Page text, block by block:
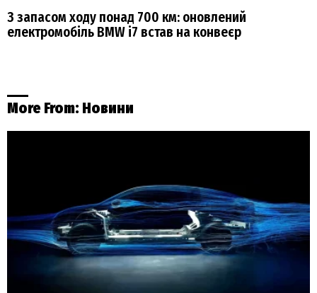
З запасом ходу понад 700 км: оновлений
електромобіль BMW i7 встав на конвеєр
More From: Новини